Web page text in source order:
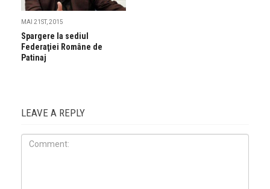
MAI 21ST, 2015
Spargere la sediul
Federaţiei Române de
Patinaj
LEAVE A REPLY